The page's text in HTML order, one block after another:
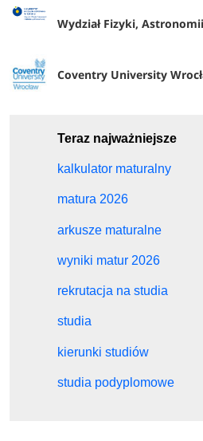
Wydział Fizyki, Astronomii i
Coventry University
Teraz najważniejsze
kalkulator maturalny
matura 2026
arkusze maturalne
wyniki matur 2026
rekrutacja na studia
studia
kierunki studiów
studia podyplomowe